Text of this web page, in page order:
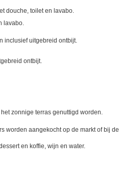
douche, toilet en lavabo.
lavabo.
inclusief uitgebreid ontbijt.
ontbijt.
zonnige terras genuttigd worden.
worden aangekocht op de markt of bij de
en koffie, wijn en water.